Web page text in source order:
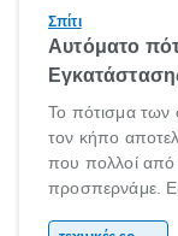
Σπίτι
Αυτόματο
Το πότισμα των
τον κήπο
που πολλοί από
προσπερνάμε.